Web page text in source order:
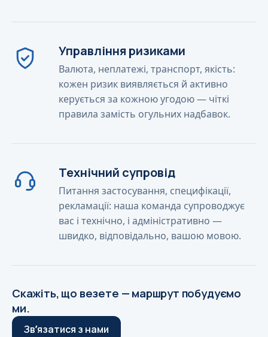
Управління ризиками
Валюта, неплатежі, транспорт, якість:
кожен ризик виявляється й активно
керується за кожною угодою — чіткі
правила замість огульних надбавок.
Технічний супровід
Питання застосування, специфікації,
рекламації: наша команда супроводжує
вас і технічно, і адміністративно —
швидко, відповідально, вашою мовою.
Скажіть, що везете — маршрут побудуємо
ми.
Звʼязатися з нами